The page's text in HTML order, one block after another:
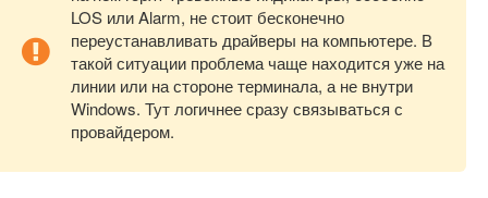
LOS или Alarm, не стоит бесконечно
переустанавливать драйверы на компьютере. В
такой ситуации проблема чаще находится уже на
линии или на стороне терминала, а не внутри
Windows. Тут логичнее сразу связываться с
провайдером.